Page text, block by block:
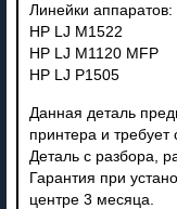
Линейки аппаратов:
HP LJ M1522
HP LJ M1120 MFP
HP LJ P1505
Данная деталь
принтера и требует
Деталь с разбора,
Гарантия при
центре 3 месяца.